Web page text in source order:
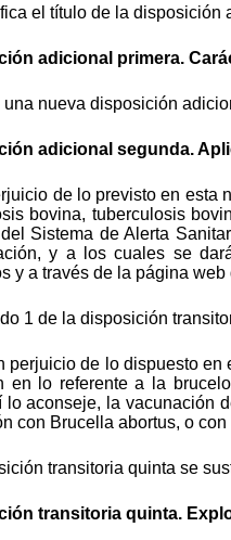
el título de la disposición
adicional primera.
nueva disposición
adicional segunda.
de lo previsto en esta
bovina, tuberculosis
Sistema de Alerta
y a los cuales se
y a través de la página
1 de la disposición
perjuicio de lo dispuesto en
en lo referente a la
lo aconseje, la vacunación
con Brucella abortus, o
transitoria quinta se
transitoria quinta.